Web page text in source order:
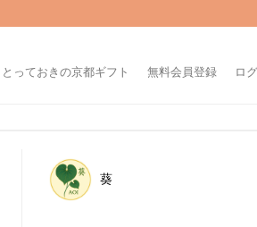
とっておきの京都ギフト 無料会員登録 ロ
葵